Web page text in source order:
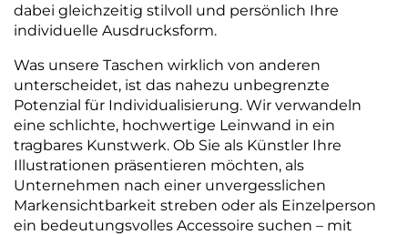
dabei gleichzeitig stilvoll und persönlich Ihre
individuelle Ausdrucksform.
Was unsere Taschen wirklich von anderen
unterscheidet, ist das nahezu unbegrenzte
Potenzial für Individualisierung. Wir verwandeln
eine schlichte, hochwertige Leinwand in ein
tragbares Kunstwerk. Ob Sie als Künstler Ihre
Illustrationen präsentieren möchten, als
Unternehmen nach einer unvergesslichen
Markensichtbarkeit streben oder als Einzelperson
ein bedeutungsvolles Accessoire suchen – mit